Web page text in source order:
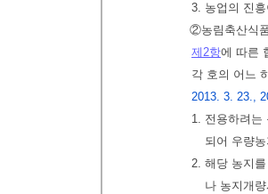
3. 농업의 진
②농림축산식
제2항에 따른
각 호의 어느
2013. 3. 23.,
1. 전용하려는
되어 우량
2. 해당 농지
나 농지개